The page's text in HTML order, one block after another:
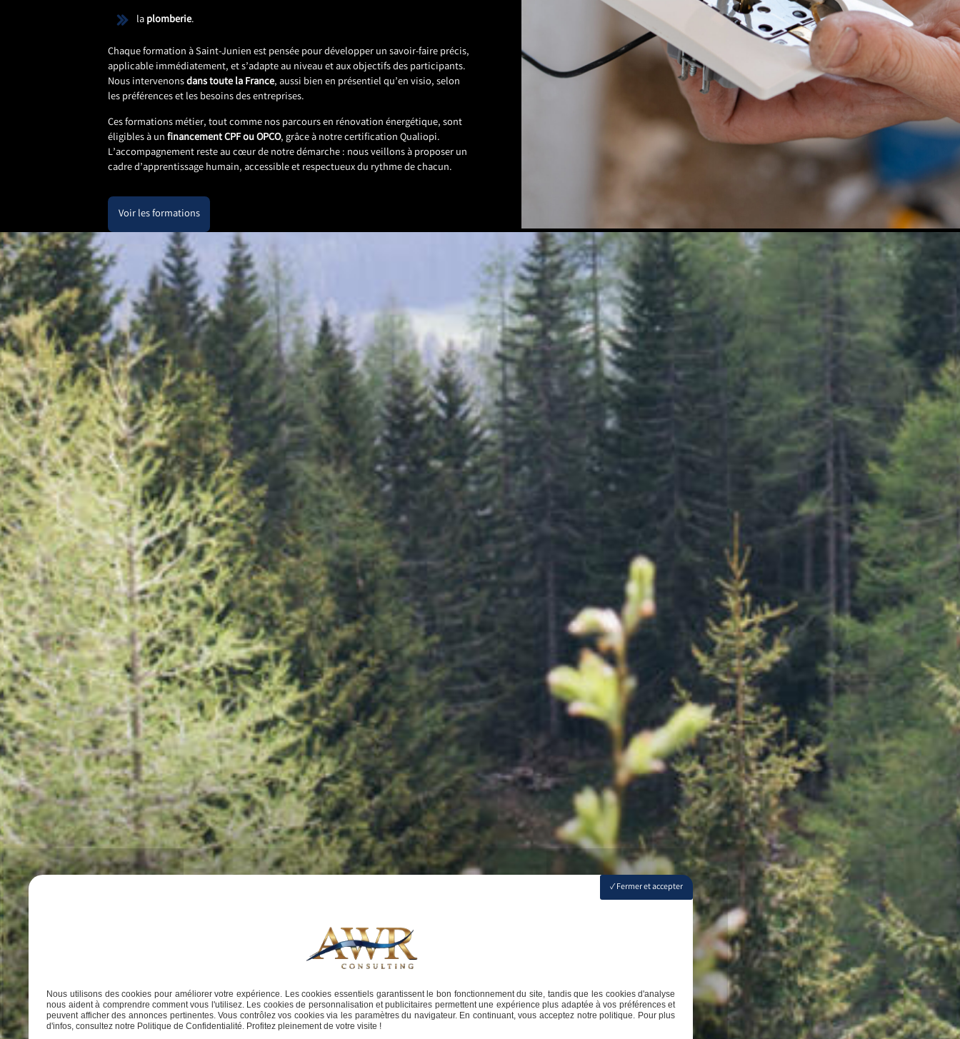
laplomberie.
Chaque formation à Saint-Junien est pensée pour développer un savoir-faire précis,
applicable immédiatement, et s’adapte au niveau et aux objectifs des participants.
Nous intervenonsdans toute la France, aussi bien en présentiel qu’en visio, selon
les préférences et les besoins des entreprises.
Ces formations métier, tout comme nos parcours en rénovation énergétique, sont
éligibles à unfinancement CPF ou OPCO, grâce à notre certification Qualiopi.
L’accompagnement reste au cœur de notre démarche : nous veillons à proposer un
cadre d’apprentissage humain, accessible et respectueux du rythme de chacun.
Voir les formations
Fermer et accepter
Nous utilisons des cookies pour améliorer votre expérience. Les cookies essentiels garantissent le bon fonctionnement du site, tandis que les cookies d'analyse
nous aident à comprendre comment vous l'utilisez. Les cookies de personnalisation et publicitaires permettent une expérience plus adaptée à vos préférences et
peuvent afficher des annonces pertinentes. Vous contrôlez vos cookies via les paramètres du navigateur. En continuant, vous acceptez notre politique. Pour plus
d'infos, consultez notre Politique de Confidentialité. Profitez pleinement de votre visite !